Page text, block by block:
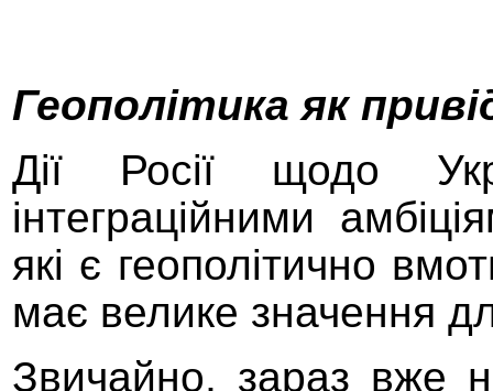
Геополітика як
Дії Росії щодо
інтеграційними
які є геополітично
має велике значення
Звичайно, зараз вже